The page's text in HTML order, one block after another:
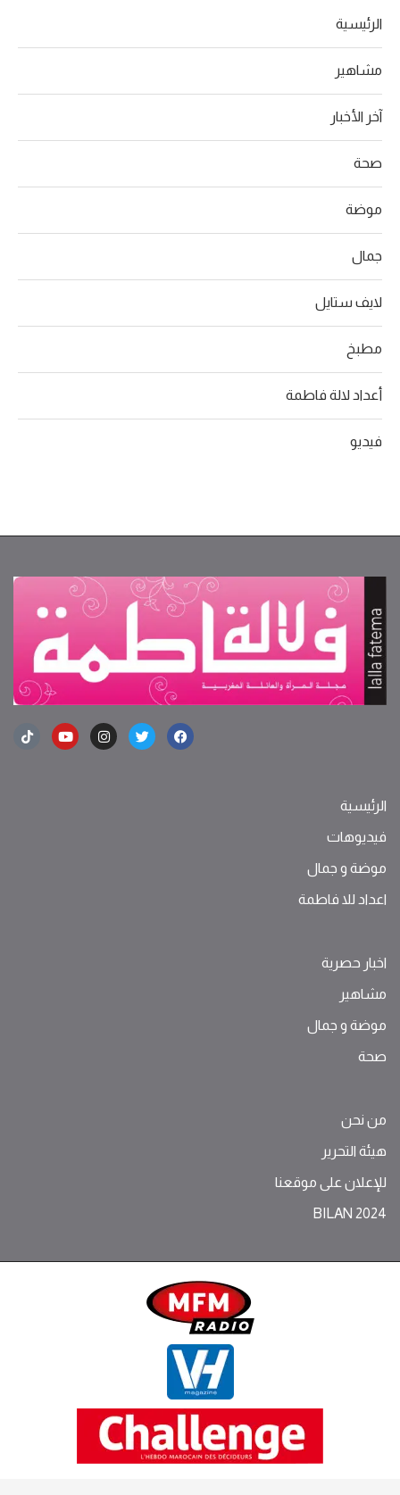
الرئيسية
مشاهير
آخر الأخبار
صحة
موضة
جمال
لايف ستايل
مطبخ
أعداد لالة فاطمة
فيديو
الرئيسية
فيديوهات
موضة ‫و‬ ‫‬‫جمال‬
اعداد للا فاطمة
اخبار حصرية
مشاهير
موضة ‫و‬ ‫‬‫جمال‬
صحة
من نحن
هيئة التحرير
للإعلان على موقعنا
BILAN 2024